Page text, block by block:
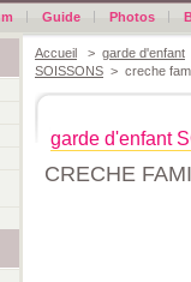
Guide Photos
Accueil > garde d'enfant
SOISSONS > creche
garde d'enfant
CRECHE